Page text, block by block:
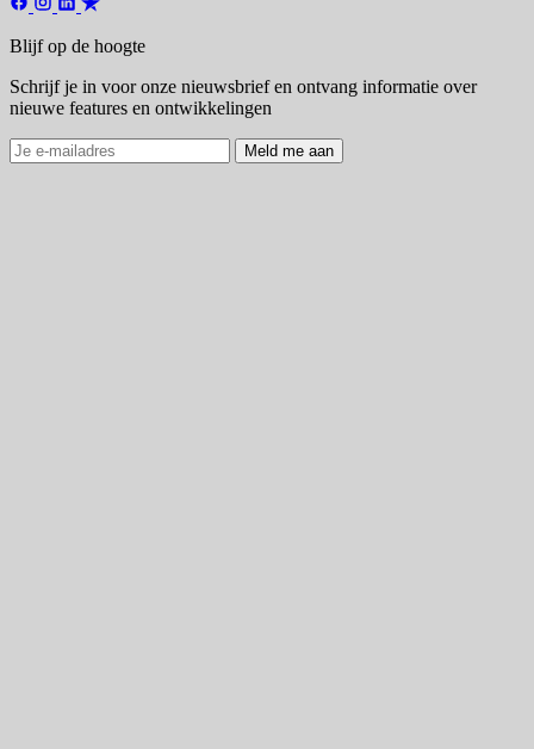
Blijf op de hoogte
Schrijf je in voor onze nieuwsbrief en ontvang informatie over
nieuwe features en ontwikkelingen
Meld me aan